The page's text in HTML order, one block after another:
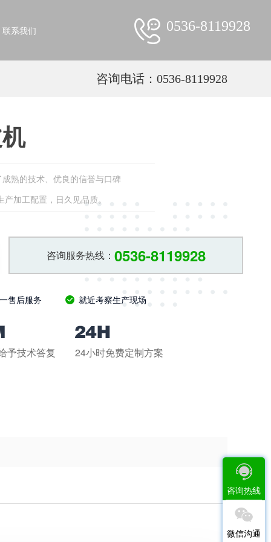
联系我们 0536-8119928
咨询电话：0536-8119928
熟的技术、优良的信誉与口碑
加工配置，日久见品质。
咨询服务热线： 0536-8119928
售后服务 就近考察生产现场
予技术答复 24小时免费定制方案
咨询热线
微信沟通